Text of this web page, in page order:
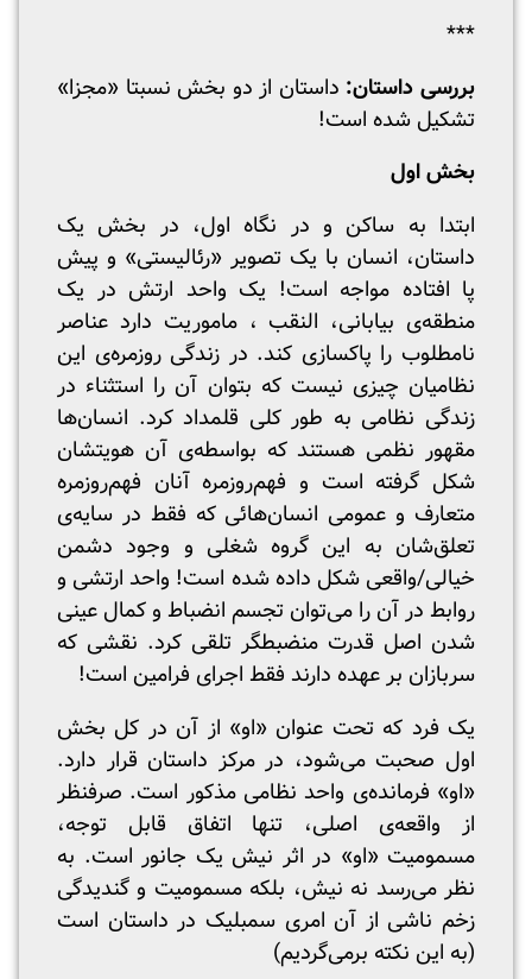
***
بررسی داستان: داستان از دو بخش نسبتا «مجزا»
تشکیل شده است!
بخش اول
ابتدا به ساکن و در نگاه اول، در بخش یک
داستان، انسان با یک تصویر «رئالیستی» و پیش
پا افتاده مواجه است! یک واحد ارتش در یک
منطقه‌ی بیابانی، النقب ، ماموریت دارد عناصر
نامطلوب را پاکسازی کند. در زندگی روزمره‌ی این
نظامیان چیزی نیست که بتوان آن را استثناء در
زندگی نظامی به طور کلی قلمداد کرد. انسان‌ها
مقهور نظمی هستند که بواسطه‌ی آن هویتشان
شکل گرفته است و فهم‌روزمره آنان فهم‌روزمره
متعارف و عمومی انسان‌هائی که فقط در سایه‌ی
تعلق‌شان به این گروه شغلی و وجود دشمن
خیالی/واقعی شکل داده شده است! واحد ارتشی و
روابط در آن را می‌توان تجسم انضباط و کمال عینی
شدن اصل قدرت منضبطگر تلقی کرد. نقشی که
سربازان بر عهده دارند فقط اجرای فرامین است!
یک فرد که تحت عنوان «او» از آن در کل بخش
اول صحبت می‌شود، در مرکز داستان قرار دارد.
«او» فرمانده‌ی واحد نظامی مذکور است. صرفنظر
از واقعه‌ی اصلی، تنها اتفاق قابل توجه،
مسمومیت «او» در اثر نیش یک جانور است. به
نظر می‌رسد نه نیش، بلکه مسمومیت و گندیدگی
زخم ناشی از آن امری سمبلیک در داستان است
(به این نکته برمی‌گردیم)